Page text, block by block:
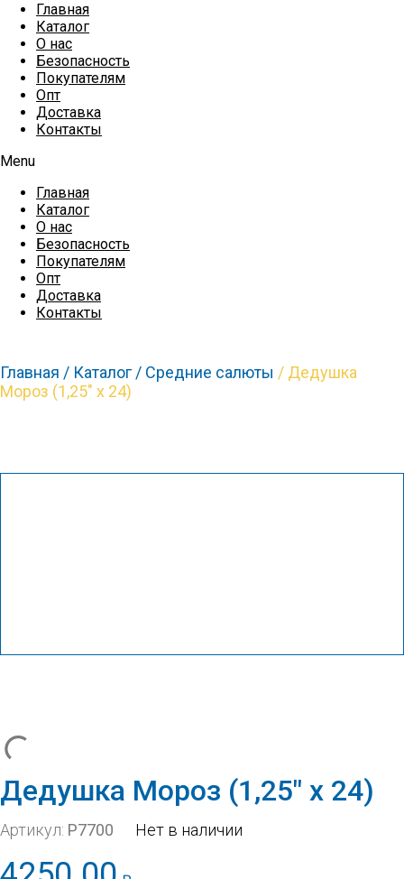
Главная
Каталог
О нас
Безопасность
Покупателям
Опт
Доставка
Контакты
Menu
Главная
Каталог
О нас
Безопасность
Покупателям
Опт
Доставка
Контакты
Главная / Каталог / Средние салюты / Дедушка
Мороз (1,25″ x 24)
Дедушка Мороз (1,25″ x 24)
Артикул: Р7700 Нет в наличии